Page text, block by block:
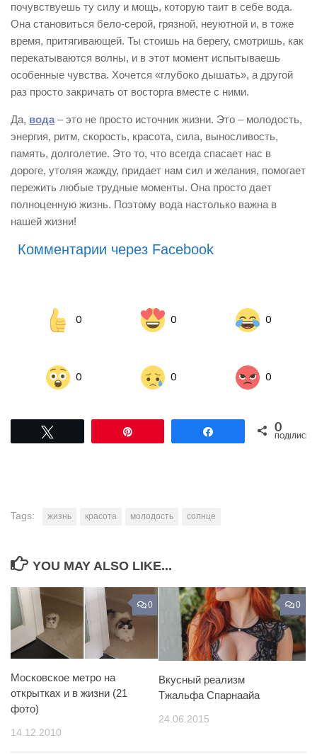
почувствуешь ту силу и мощь, которую таит в себе вода.
Она становиться бело-серой, грязной, неуютной и, в тоже
время, притягивающей. Ты стоишь на берегу, смотришь, как
перекатываются волны, и в этот момент испытываешь
особенные чувства. Хочется «глубоко дышать», а другой
раз просто закричать от восторга вместе с ними.
Да, вода– это не просто источник жизни. Это – молодость,
энергия, ритм, скорость, красота, сила, выносливость,
память, долголетие. Это то, что всегда спасает нас в
дороге, утоляя жажду, придает нам сил и желания, помогает
пережить любые трудные моменты. Она просто дает
полноценную жизнь. Поэтому вода настолько важна в
нашей жизни!
Комментарии через Facebook
0 0 0
0 0 0
Поділитися0
ПОДІЛИСЬ
Tags: жизнь красота молодость солнце
YOU MAY ALSO LIKE...
0
Московское метро на
открытках и в жизни (21
фото)
14.12.2010
0
Вкусный реализм
Тжальфа Спарнаайа
24.06.2015